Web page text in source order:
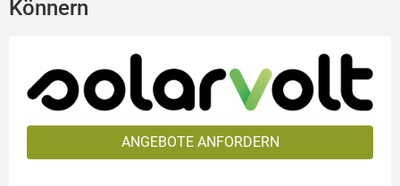
Könnern
ANGEBOTE ANFORDERN